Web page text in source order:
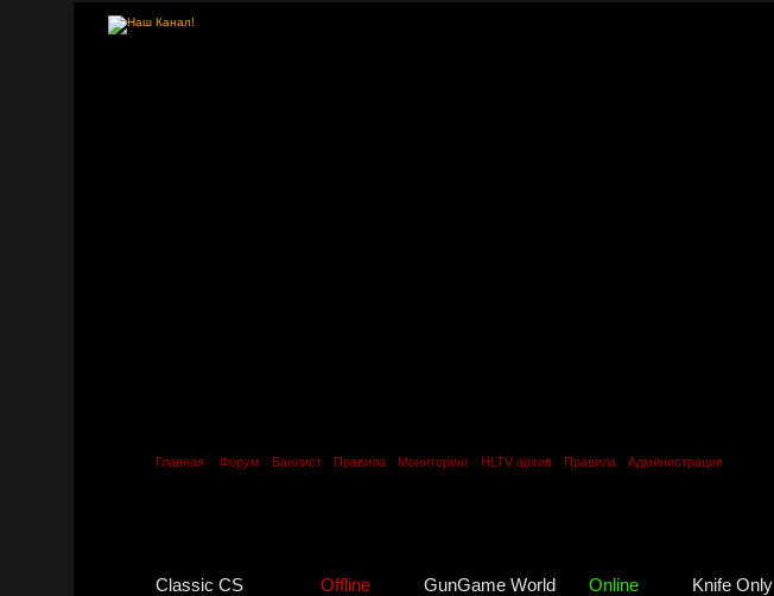
Главная Форум Банлист Правила Мониторинг HLTV архив Правила Администрация
Classic CS Offline GunGame World Online Knife Only